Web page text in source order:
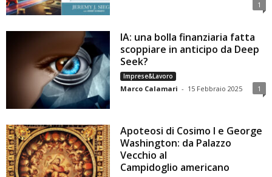
1
IA: una bolla finanziaria fatta
scoppiare in anticipo da Deep
Seek?
Imprese&Lavoro
Marco Calamari - 15 Febbraio 2025 1
Apoteosi di Cosimo I e George
Washington: da Palazzo
Vecchio al
Campidoglio americano